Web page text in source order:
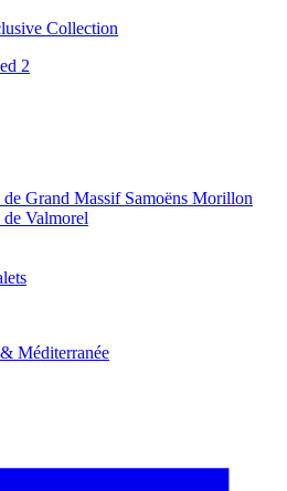
Collection
2
de Grand Massif Samoëns Morillon
Valmorel
Méditerranée